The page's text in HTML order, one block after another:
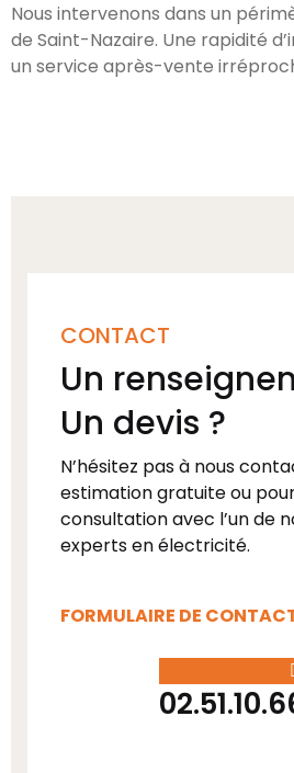
Nous intervenons dans un
de Saint-Nazaire. Une rapidité
un service après-vente
CONTACT
Un
Un devis ?
N’hésitez pas à nous
estimation gratuite ou
consultation avec l’un de
experts en électricité.
FORMULAIRE DE